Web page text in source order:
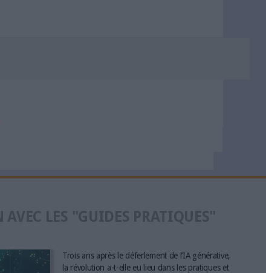
Trois ans après le déferlement de l’IA générative,
la révolution a-t-elle eu lieu dans les pratiques et